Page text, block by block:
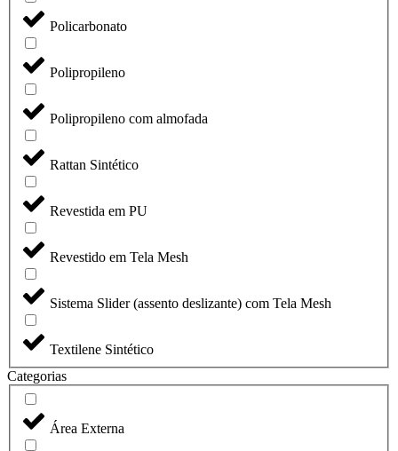
Policarbonato
Polipropileno
Polipropileno com almofada
Rattan Sintético
Revestida em PU
Revestido em Tela Mesh
Sistema Slider (assento deslizante) com Tela Mesh
Textilene Sintético
Categorias
Área Externa